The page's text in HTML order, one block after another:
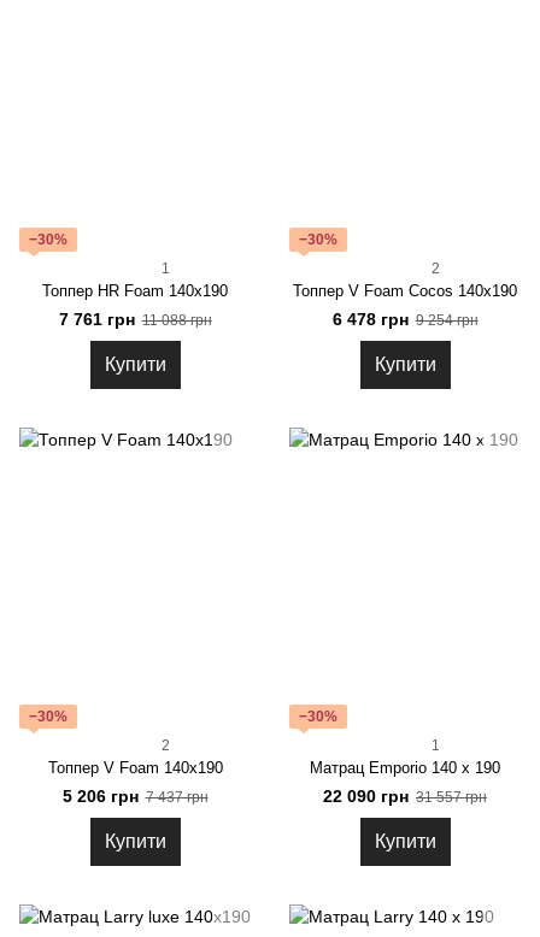
−30%
1
Топпер HR Foam 140х190
7 761 грн 11 088 грн
Купити
−30%
2
Топпер V Foam Cocos 140х190
6 478 грн 9 254 грн
Купити
−30%
2
Топпер V Foam 140х190
5 206 грн 7 437 грн
Купити
−30%
1
Матрац Emporio 140 x 190
22 090 грн 31 557 грн
Купити